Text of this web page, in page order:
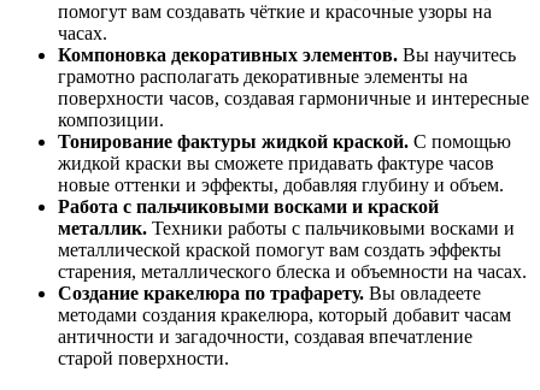
помогут вам создавать чёткие и красочные узоры на
часах.
Компоновка декоративных элементов. Вы научитесь
грамотно располагать декоративные элементы на
поверхности часов, создавая гармоничные и интересные
композиции.
Тонирование фактуры жидкой краской. С помощью
жидкой краски вы сможете придавать фактуре часов
новые оттенки и эффекты, добавляя глубину и объем.
Работа с пальчиковыми восками и краской
металлик. Техники работы с пальчиковыми восками и
металлической краской помогут вам создать эффекты
старения, металлического блеска и объемности на часах.
Создание кракелюра по трафарету. Вы овладеете
методами создания кракелюра, который добавит часам
античности и загадочности, создавая впечатление
старой поверхности.